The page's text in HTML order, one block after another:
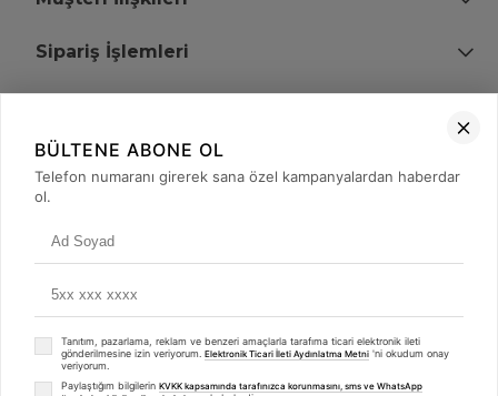
Sipariş İşlemleri
+90 (850) 473 08 08
BÜLTENE ABONE OL
Telefon numaranı girerek sana özel kampanyalardan haberdar
ol.
Tanıtım, pazarlama, reklam ve benzeri amaçlarla tarafıma ticari elektronik ileti
gönderilmesine izin veriyorum. Elektronik Ticari İleti Aydınlatma Metni 'ni okudum onay
veriyorum.
Paylaştığım bilgilerin KVKK kapsamında tarafınızca korunmasını, sms ve WhatsApp